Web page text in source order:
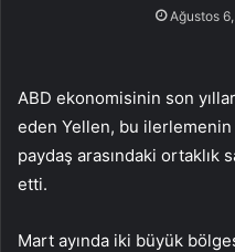
Ağustos
ABD ekonomisinin son
eden Yellen, bu
paydaş arasındaki
etti.
Mart ayında iki büyük